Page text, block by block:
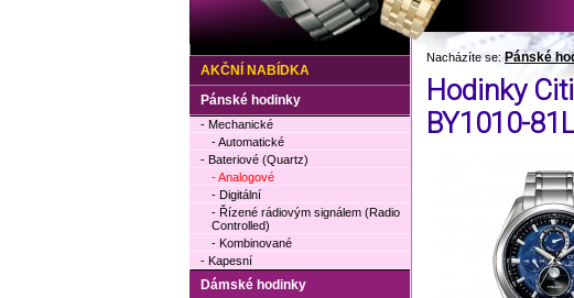
Nacházíte se: Pánské
Hodinky
BY1010-81L
AKČNÍ NABÍDKA
Pánské hodinky
- Mechanické
- Automatické
- Bateriové (Quartz)
- Analogové
- Digitální
- Řízené rádiovým signálem (Radio
Controlled)
- Kombinované
- Kapesní
Dámské hodinky